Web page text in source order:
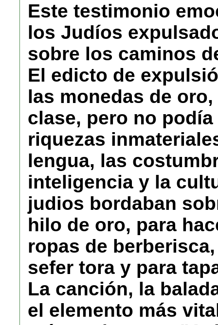
Este testimonio
los Judíos
sobre los caminos
El edicto de
las monedas de
clase, pero no
riquezas
lengua, las
inteligencia y la
judios bordaban
hilo de oro, para
ropas de
sefer tora y para
La canción, la
el elemento más